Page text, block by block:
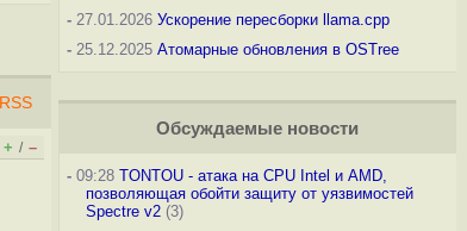
RSS
+ / –
-27.01.2026 Ускорение пересборки llama.cpp
-25.12.2025 Атомарные обновления в OSTree
Обсуждаемые новости
-09:28 TONTOU - атака на CPU Intel и AMD,
позволяющая обойти защиту от уязвимостей
Spectre v2(3)